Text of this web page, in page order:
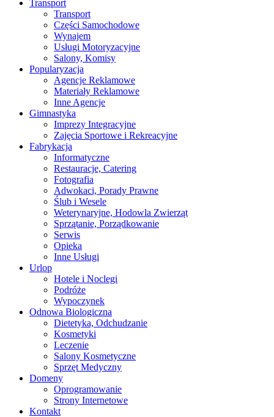
Transport
Transport
Części Samochodowe
Wynajem
Usługi Motoryzacyjne
Salony, Komisy
Popularyzacja
Agencje Reklamowe
Materiały Reklamowe
Inne Agencje
Gimnastyka
Imprezy Integracyjne
Zajęcia Sportowe i Rekreacyjne
Fabrykacja
Informatyczne
Restauracje, Catering
Fotografia
Adwokaci, Porady Prawne
Ślub i Wesele
Weterynaryjne, Hodowla Zwierząt
Sprzątanie, Porządkowanie
Serwis
Opieka
Inne Usługi
Urlop
Hotele i Noclegi
Podróże
Wypoczynek
Odnowa Biologiczna
Dietetyka, Odchudzanie
Kosmetyki
Leczenie
Salony Kosmetyczne
Sprzęt Medyczny
Domeny
Oprogramowanie
Strony Internetowe
Kontakt